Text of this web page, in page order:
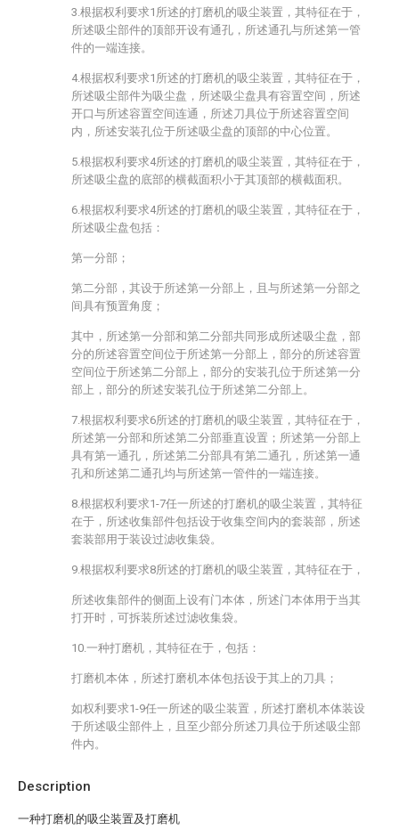
Description
一种打磨机的吸尘装置及打磨机
3.根据权利要求1所述的打磨机的吸尘装置，其特征在于，
所述吸尘部件的顶部开设有通孔，所述通孔与所述第一管
件的一端连接。
4.根据权利要求1所述的打磨机的吸尘装置，其特征在于，
所述吸尘部件为吸尘盘，所述吸尘盘具有容置空间，所述
开口与所述容置空间连通，所述刀具位于所述容置空间
内，所述安装孔位于所述吸尘盘的顶部的中心位置。
5.根据权利要求4所述的打磨机的吸尘装置，其特征在于，
所述吸尘盘的底部的横截面积小于其顶部的横截面积。
6.根据权利要求4所述的打磨机的吸尘装置，其特征在于，
所述吸尘盘包括：
第一分部；
第二分部，其设于所述第一分部上，且与所述第一分部之
间具有预置角度；
其中，所述第一分部和第二分部共同形成所述吸尘盘，部
分的所述容置空间位于所述第一分部上，部分的所述容置
空间位于所述第二分部上，部分的安装孔位于所述第一分
部上，部分的所述安装孔位于所述第二分部上。
7.根据权利要求6所述的打磨机的吸尘装置，其特征在于，
所述第一分部和所述第二分部垂直设置；所述第一分部上
具有第一通孔，所述第二分部具有第二通孔，所述第一通
孔和所述第二通孔均与所述第一管件的一端连接。
8.根据权利要求1-7任一所述的打磨机的吸尘装置，其特征
在于，所述收集部件包括设于收集空间内的套装部，所述
套装部用于装设过滤收集袋。
9.根据权利要求8所述的打磨机的吸尘装置，其特征在于，
所述收集部件的侧面上设有门本体，所述门本体用于当其
打开时，可拆装所述过滤收集袋。
10.一种打磨机，其特征在于，包括：
打磨机本体，所述打磨机本体包括设于其上的刀具；
如权利要求1-9任一所述的吸尘装置，所述打磨机本体装设
于所述吸尘部件上，且至少部分所述刀具位于所述吸尘部
件内。